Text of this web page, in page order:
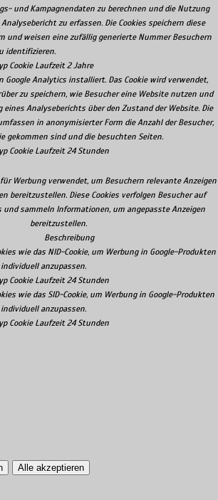
und Kampagnendaten zu berechnen und die Nutzung
zu erfassen. Die Cookies speichern diese
und weisen eine zufällig generierte Nummer Besuchern
identifizieren.
Cookie Laufzeit 2 Jahre
Google Analytics installiert. Das Cookie wird verwendet,
zu speichern, wie Besucher eine Website nutzen und
Analyseberichts über den Zustand der Website. Die
in anonymisierter Form die Anzahl der Besucher,
gekommen sind und die besuchten Seiten.
Cookie Laufzeit 24 Stunden
Werbung verwendet, um Besuchern relevante Anzeigen
bereitzustellen. Diese Cookies verfolgen Besucher auf
und sammeln Informationen, um angepasste Anzeigen
bereitzustellen.
Beschreibung
wie das NID-Cookie, um Werbung in Google-Produkten
anzupassen.
Cookie Laufzeit 24 Stunden
wie das SID-Cookie, um Werbung in Google-Produkten
anzupassen.
Cookie Laufzeit 24 Stunden
Alle akzeptieren